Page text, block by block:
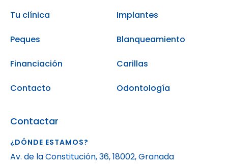
Tu clínica
Peques
Financiación
Contacto
Implantes
Blanqueamiento
Carillas
Odontología
Contactar
¿DÓNDE ESTAMOS?
Av. de la Constitución, 36, 18002, Granada